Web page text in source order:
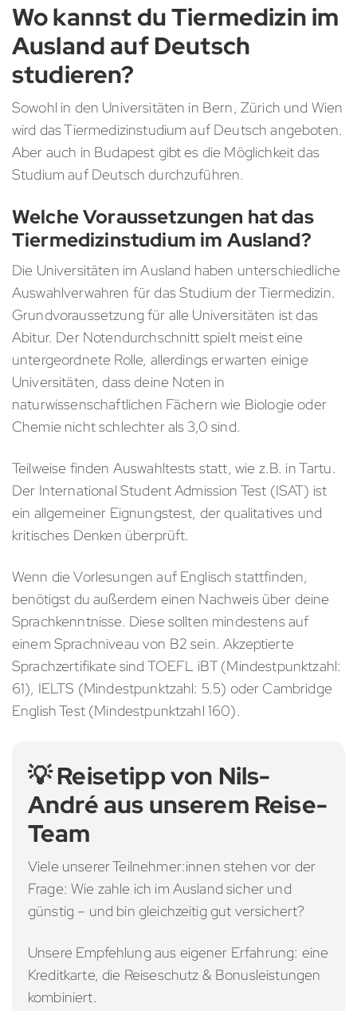
Wo kannst du Tiermedizin im
Ausland auf Deutsch
studieren?
Sowohl in den Universitäten in Bern, Zürich und Wien
wird das Tiermedizinstudium auf Deutsch angeboten.
Aber auch in Budapest gibt es die Möglichkeit das
Studium auf Deutsch durchzuführen.
Welche Voraussetzungen hat das
Tiermedizinstudium im Ausland?
Die Universitäten im Ausland haben unterschiedliche
Auswahlverwahren für das Studium der Tiermedizin.
Grundvoraussetzung für alle Universitäten ist das
Abitur. Der Notendurchschnitt spielt meist eine
untergeordnete Rolle, allerdings erwarten einige
Universitäten, dass deine Noten in
naturwissenschaftlichen Fächern wie Biologie oder
Chemie nicht schlechter als 3,0 sind.
Teilweise finden Auswahltests statt, wie z.B. in Tartu.
Der International Student Admission Test (ISAT) ist
ein allgemeiner Eignungstest, der qualitatives und
kritisches Denken überprüft.
Wenn die Vorlesungen auf Englisch stattfinden,
benötigst du außerdem einen Nachweis über deine
Sprachkenntnisse. Diese sollten mindestens auf
einem Sprachniveau von B2 sein. Akzeptierte
Sprachzertifikate sind TOEFL iBT (Mindestpunktzahl:
61), IELTS (Mindestpunktzahl: 5.5) oder Cambridge
English Test (Mindestpunktzahl 160).
💡 Reisetipp von Nils-
André aus unserem Reise-
Team
Viele unserer Teilnehmer:innen stehen vor der
Frage: Wie zahle ich im Ausland sicher und
günstig – und bin gleichzeitig gut versichert?
Unsere Empfehlung aus eigener Erfahrung: eine
Kreditkarte, die Reiseschutz & Bonusleistungen
kombiniert.